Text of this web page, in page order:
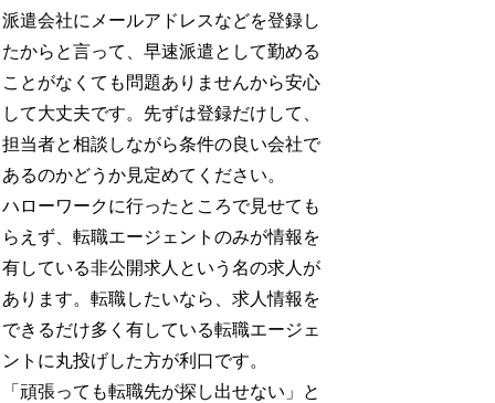
派遣会社にメールアドレスなどを登録し
たからと言って、早速派遣として勤める
ことがなくても問題ありませんから安心
して大丈夫です。先ずは登録だけして、
担当者と相談しながら条件の良い会社で
あるのかどうか見定めてください。
ハローワークに行ったところで見せても
らえず、転職エージェントのみが情報を
有している非公開求人という名の求人が
あります。転職したいなら、求人情報を
できるだけ多く有している転職エージェ
ントに丸投げした方が利口です。
「頑張っても転職先が探し出せない」と